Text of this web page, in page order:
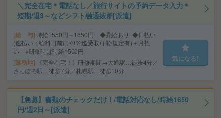
＼完全在宅＊電話なし／旅行サイトの予約データ入力＊
短期/週3～などシフト融通抜群[派遣]
給 与 時給1550円～1650円 ◆昇給あり ◆日払い
(速払い：給料日前に70％迄受取可能/規定有)＋月払
い ※研修時は時給1500円
勤務地
《完全在宅！》研修期間→大通駅…徒歩4分／
さっぽろ駅…徒歩7分／札幌駅…徒歩10分
気になる!
【急募】書類のチェックだけ！/電話対応なし/時給1650
円/週2日～[派遣]